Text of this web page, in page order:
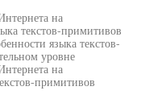
на
текстов-примитивов
языка текстов-
уровне
на
примитивов